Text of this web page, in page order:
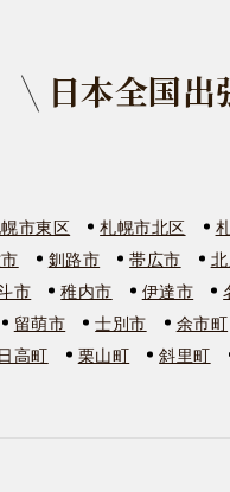
日本全国出
市東区 札幌市北区
釧路市 帯広市
市 稚内市 伊達市
留萌市 士別市 余市町
日高町 栗山町 斜里町